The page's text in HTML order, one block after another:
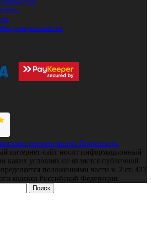
мотозапчастей Пробайкерс
интернет-сайт носит информационный
каких условиях не является публичной
положениями части ч. 2 ст. 437
кодекса Российской Федерации.
Поиск